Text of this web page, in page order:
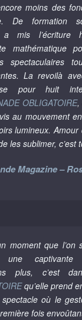
moins des
De formation
a mis l’écriture
mathématique
spectaculaires
La revoilà
pour huit
OBLIGATOIRE,
au mouvement
lumineux.
les sublimer, c’est
Magazine –
moment que l’on
une captivante
plus, c’est
qu’elle prend
où le
fois